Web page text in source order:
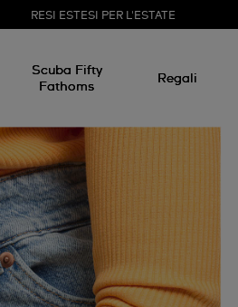
RESI ESTESI PER L'ESTATE
Scuba Fifty
Fathoms
Regali